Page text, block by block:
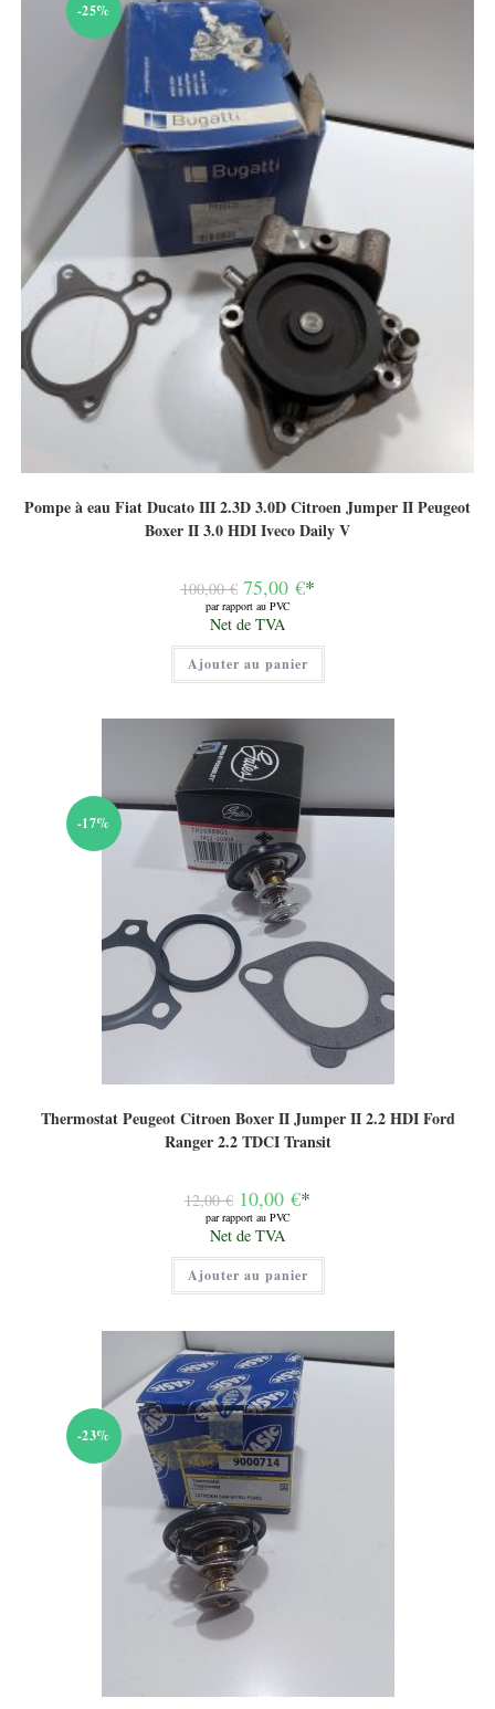
-25%
Pompe à eau Fiat Ducato III 2.3D 3.0D Citroen Jumper II Peugeot
Boxer II 3.0 HDI Iveco Daily V
100,00€ Le
prix
initial
était :
100,00 €.
75,00 €*
par rapport au PVC
Le
prix
actuel
est :
75,00 €.
Net de TVA
Ajouter au panier
-17%
Thermostat Peugeot Citroen Boxer II Jumper II 2.2 HDI Ford
Ranger 2.2 TDCI Transit
12,00€ Le
prix
initial
était :
12,00 €.
10,00 €*
par rapport au PVC
Le
prix
actuel
est :
10,00 €.
Net de TVA
Ajouter au panier
-23%